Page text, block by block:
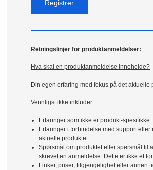
Retningslinjer for produktanmeldelser:
Hva skal en produktanmeldelse inneholde?
Din egen erfaring med fokus på det aktuelle
Vennligst ikke inkluder:
Erfaringer som ikke er produkt-spesifikke.
Erfaringer i forbindelse med support eller
aktuelle produktet.
Spørsmål om produktet eller spørsmål til
skrevet en anmeldelse. Dette er ikke et
Linker, priser, tilgjengelighet eller annen